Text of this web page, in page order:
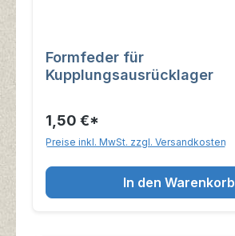
Formfeder für
Kupplungsausrücklager
1,50 €*
Preise inkl. MwSt. zzgl. Versandkosten
In den Warenkorb